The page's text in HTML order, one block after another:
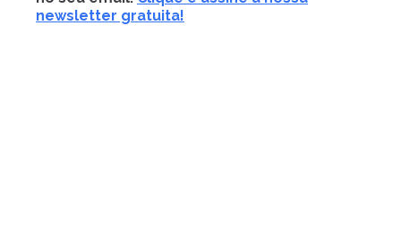
newsletter gratuita!